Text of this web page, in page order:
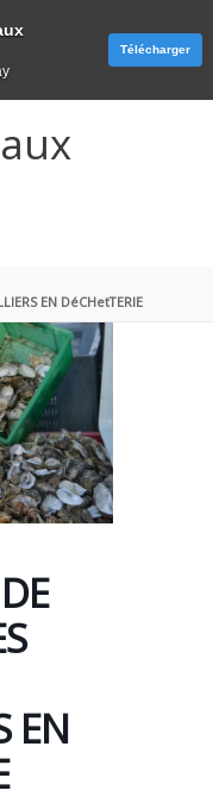
EN DéCHetTERIE
EN
Télécharger